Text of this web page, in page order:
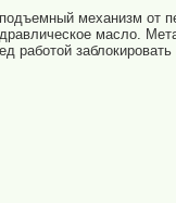
механизм от
масло.
работой